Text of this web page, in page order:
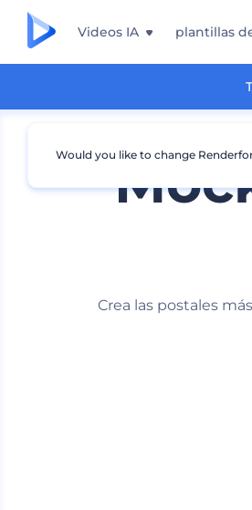
Videos IA plantillas
Crea las postales
Would you like to change